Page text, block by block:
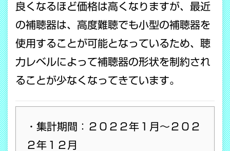
良くなるほど価格は高くなりますが、最近
の補聴器は、高度難聴でも小型の補聴器を
使用することが可能となっているため、聴
力レベルによって補聴器の形状を制約され
ることが少なくなってきています。
・ 集計期間：２０２２年１月～２０２
２年１２月